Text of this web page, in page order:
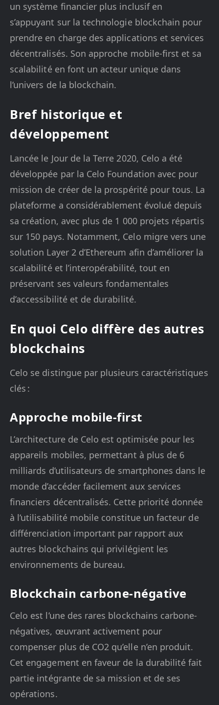
un système financier plus inclusif en
s’appuyant sur la technologie blockchain pour
prendre en charge des applications et services
décentralisés. Son approche mobile-first et sa
scalabilité en font un acteur unique dans
l’univers de la blockchain.
Bref historique et
développement
Lancée le Jour de la Terre 2020, Celo a été
développée par la Celo Foundation avec pour
mission de créer de la prospérité pour tous. La
plateforme a considérablement évolué depuis
sa création, avec plus de 1 000 projets répartis
sur 150 pays. Notamment, Celo migre vers une
solution Layer 2 d’Ethereum afin d’améliorer la
scalabilité et l’interopérabilité, tout en
préservant ses valeurs fondamentales
d’accessibilité et de durabilité.
En quoi Celo diffère des autres
blockchains
Celo se distingue par plusieurs caractéristiques
clés :
Approche mobile-first
L’architecture de Celo est optimisée pour les
appareils mobiles, permettant à plus de 6
milliards d’utilisateurs de smartphones dans le
monde d’accéder facilement aux services
financiers décentralisés. Cette priorité donnée
à l’utilisabilité mobile constitue un facteur de
différenciation important par rapport aux
autres blockchains qui privilégient les
environnements de bureau.
Blockchain carbone-négative
Celo est l’une des rares blockchains carbone-
négatives, œuvrant activement pour
compenser plus de CO2 qu’elle n’en produit.
Cet engagement en faveur de la durabilité fait
partie intégrante de sa mission et de ses
opérations.